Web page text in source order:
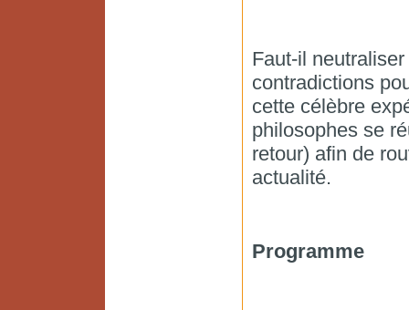
Faut-il
contradictions
cette célèbre
philosophes se
retour) afin de
actualité.
Programme